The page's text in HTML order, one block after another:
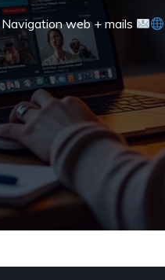
Navigation web + mails